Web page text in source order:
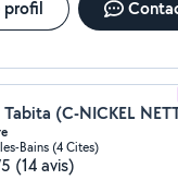
profil
(C-NICKEL
Bains (4 Cites)
(14 avis)